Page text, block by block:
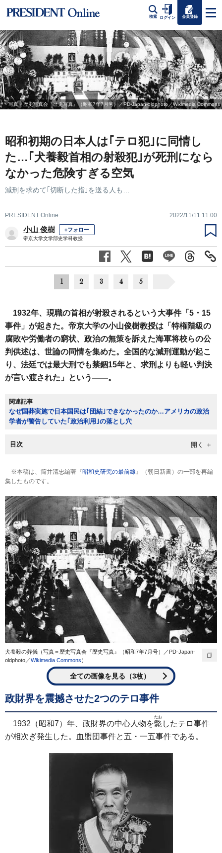
検索 ログイン 会員登録
写真＝歴史写真会『歴史写真』（昭和7年7月号）／PD-Japan-oldphoto／Wikimedia Commons
昭和初期の日本人は｢テロ犯｣に同情し
た…｢犬養毅首相の射殺犯｣が死刑になら
なかった危険すぎる空気
減刑を求めて｢切断した指｣を送る人も…
PRESIDENT Online 2022/11/11 11:00
小山 俊樹 +フォロー
帝京大学文学部史学科教授
1 2 3 4 5
1932年、現職の首相が射殺されるという大事件「5・15
事件」が起きた。帝京大学の小山俊樹教授は「特権階級の
腐敗や労働者の窮状、政治の無策を訴えた海軍将校らの公
判供述は、世論の同情を集めた。全国的な減刑運動が起こ
り、法廷では最大刑でも禁錮15年と、求刑よりも軽い判決
が言い渡された」という――。
関連記事
なぜ国葬実施で日本国民は｢団結｣できなかったのか…アメリカの政治
学者が警告していた｢政治利用｣の落とし穴
目次
※本稿は、筒井清忠編著『昭和史研究の最前線 』（朝日新書）の一部を再編
集したものです。
犬養毅の葬儀（写真＝歴史写真会『歴史写真』（昭和7年7月号）／PD-Japan-
oldphoto／Wikimedia Commons ）
全ての画像を見る（3枚）
政財界を震撼させた2つのテロ事件
1932（昭和7）年、政財界の中心人物を斃
たお
したテロ事件
が相次ぎ発生した。血盟団事件と五・一五事件である。